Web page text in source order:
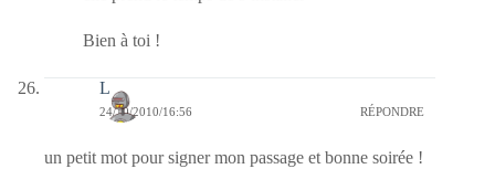
Bien à toi !
L
24/10/2010/16:56 RÉPONDRE
un petit mot pour signer mon passage et bonne soirée !